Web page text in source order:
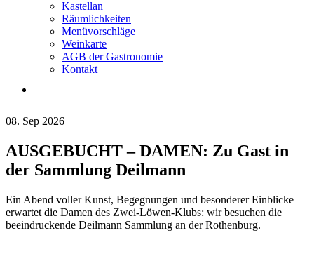
Kastellan
Räumlichkeiten
Menüvorschläge
Weinkarte
AGB der Gastronomie
Kontakt
08. Sep 2026
AUSGEBUCHT – DAMEN: Zu Gast in
der Sammlung Deilmann
Ein Abend voller Kunst, Begegnungen und besonderer Einblicke
erwartet die Damen des Zwei-Löwen-Klubs: wir besuchen die
beeindruckende Deilmann Sammlung an der Rothenburg.